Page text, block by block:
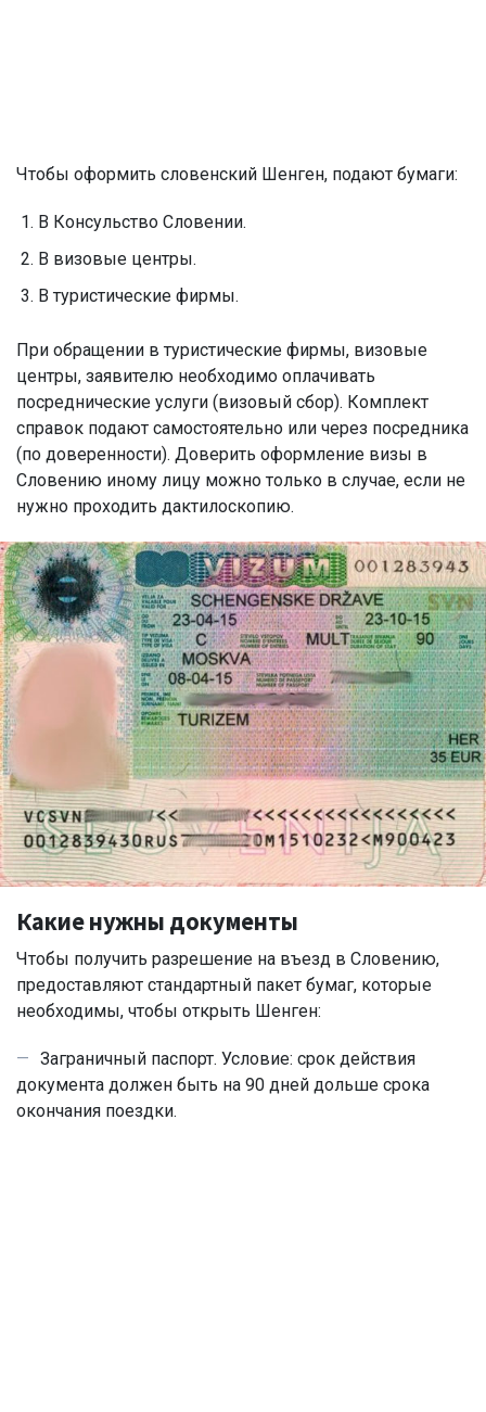
Чтобы оформить словенский Шенген, подают бумаги:
В Консульство Словении.
В визовые центры.
В туристические фирмы.
При обращении в туристические фирмы, визовые
центры, заявителю необходимо оплачивать
посреднические услуги (визовый сбор). Комплект
справок подают самостоятельно или через посредника
(по доверенности). Доверить оформление визы в
Словению иному лицу можно только в случае, если не
нужно проходить дактилоскопию.
Какие нужны документы
Чтобы получить разрешение на въезд в Словению,
предоставляют стандартный пакет бумаг, которые
необходимы, чтобы открыть Шенген:
Заграничный паспорт. Условие: срок действия
документа должен быть на 90 дней дольше срока
окончания поездки.